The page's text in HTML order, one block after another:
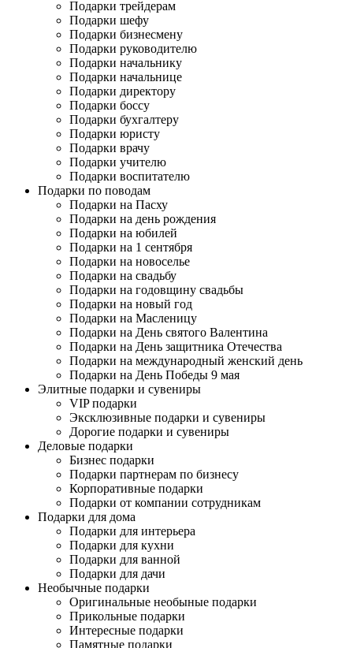
Подарки трейдерам
Подарки шефу
Подарки бизнесмену
Подарки руководителю
Подарки начальнику
Подарки начальнице
Подарки директору
Подарки боссу
Подарки бухгалтеру
Подарки юристу
Подарки врачу
Подарки учителю
Подарки воспитателю
Подарки по поводам
Подарки на Пасху
Подарки на день рождения
Подарки на юбилей
Подарки на 1 сентября
Подарки на новоселье
Подарки на свадьбу
Подарки на годовщину свадьбы
Подарки на новый год
Подарки на Масленицу
Подарки на День святого Валентина
Подарки на День защитника Отечества
Подарки на международный женский день
Подарки на День Победы 9 мая
Элитные подарки и сувениры
VIP подарки
Эксклюзивные подарки и сувениры
Дорогие подарки и сувениры
Деловые подарки
Бизнес подарки
Подарки партнерам по бизнесу
Корпоративные подарки
Подарки от компании сотрудникам
Подарки для дома
Подарки для интерьера
Подарки для кухни
Подарки для ванной
Подарки для дачи
Необычные подарки
Оригинальные необыные подарки
Прикольные подарки
Интересные подарки
Памятные подарки